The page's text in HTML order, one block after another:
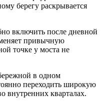
берегу раскрывается
включить после дневной
привычную
точке у моста не
в одном
переходить широкую
внутренних кварталах.